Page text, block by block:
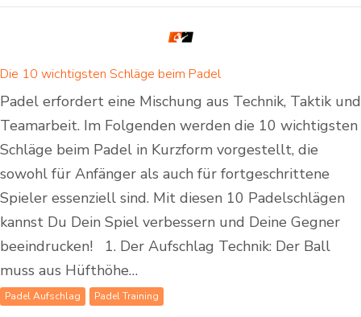
Die 10 wichtigsten Schläge beim Padel
Padel erfordert eine Mischung aus Technik, Taktik und
Teamarbeit. Im Folgenden werden die 10 wichtigsten
Schläge beim Padel in Kurzform vorgestellt, die
sowohl für Anfänger als auch für fortgeschrittene
Spieler essenziell sind. Mit diesen 10 Padelschlägen
kannst Du Dein Spiel verbessern und Deine Gegner
beeindrucken! 1. Der Aufschlag Technik: Der Ball
muss aus Hüfthöhe…
Padel Aufschlag Padel Training